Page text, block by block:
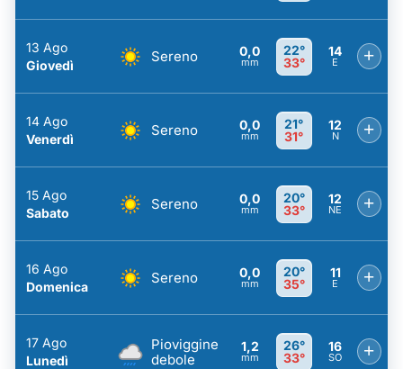
13 Ago
Giovedì
Sereno 0,0
mm
22°
33°
14
E +
14 Ago
Venerdì
Sereno 0,0
mm
21°
31°
12
N +
15 Ago
Sabato
Sereno 0,0
mm
20°
33°
12
NE +
16 Ago
Domenica
Sereno 0,0
mm
20°
35°
11
E +
17 Ago
Lunedì
Pioviggine
debole
1,2
mm
26°
33°
16
SO +